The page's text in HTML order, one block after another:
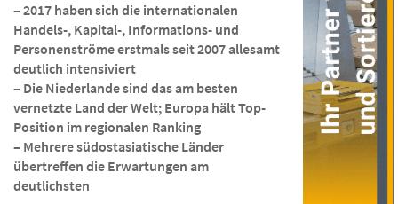
– 2017 haben sich die internationalen
Handels-, Kapital-, Informations- und
Personenströme erstmals seit 2007 allesamt
deutlich intensiviert
– Die Niederlande sind das am besten
vernetzte Land der Welt; Europa hält Top-
Position im regionalen Ranking
– Mehrere südostasiatische Länder
übertreffen die Erwartungen am
deutlichsten